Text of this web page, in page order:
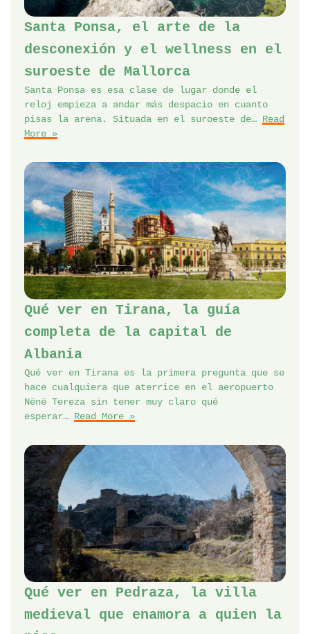
Santa Ponsa, el arte de la
desconexión y el wellness en el
suroeste de Mallorca
Santa Ponsa es esa clase de lugar donde el
reloj empieza a andar más despacio en cuanto
pisas la arena. Situada en el suroeste de… Read
More »
Qué ver en Tirana, la guía
completa de la capital de
Albania
Qué ver en Tirana es la primera pregunta que se
hace cualquiera que aterrice en el aeropuerto
Nënë Tereza sin tener muy claro qué
esperar… Read More »
Qué ver en Pedraza, la villa
medieval que enamora a quien la